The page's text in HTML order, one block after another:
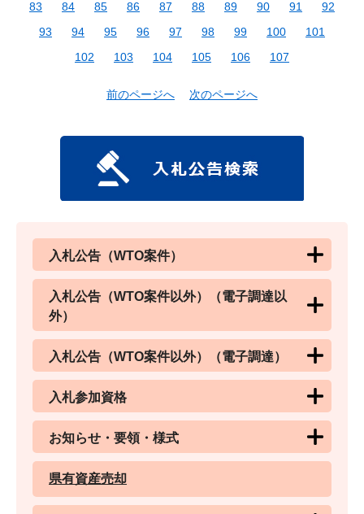
83
84 85 86 87 88 89 90 91
92
93
94 95 96 97 98 99 100
101
102
103 104 105 106 107
前のページへ 次のページへ
入札公告（WTO案件）
入札公告（WTO案件以外）（電子調達以
外）
入札公告（WTO案件以外）（電子調達）
入札参加資格
お知らせ・要領・様式
県有資産売却